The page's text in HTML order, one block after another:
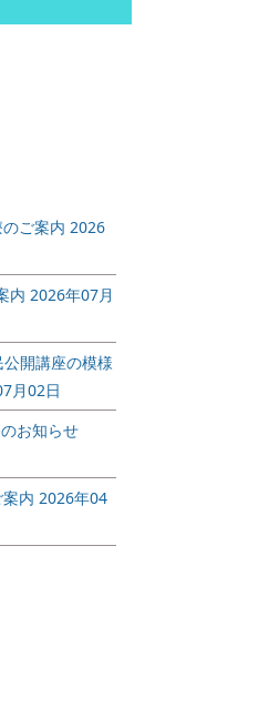
歯科
公開講
案内
歯科医
講座
ご案内 2026
内 2026年07月
開講座の模様
月02日
お知らせ
内 2026年04